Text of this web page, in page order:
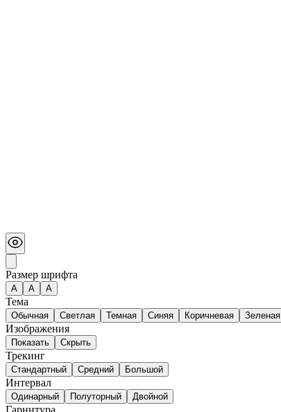
Размер шрифта
А A A
Тема
Обычная Светлая Темная Синяя Коричневая Зеленая
Изображения
Показать Скрыть
Трекинг
Стандартный Средний Большой
Интервал
Одинарный Полуторный Двойной
Гарнитура